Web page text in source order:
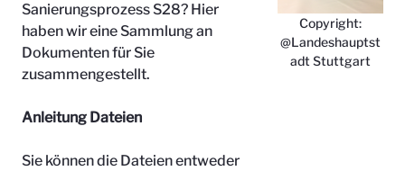
Sanierungsprozess S28? Hier
haben wir eine Sammlung an
Dokumenten für Sie
zusammengestellt.
Anleitung Dateien
Sie können die Dateien entweder
Copyright:
@Landeshauptst
adt Stuttgart